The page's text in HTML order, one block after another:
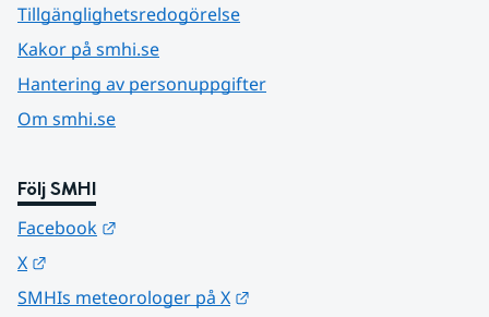
Tillgänglighetsredogörelse
Kakor på smhi.se
Hantering av personuppgifter
Om smhi.se
Följ SMHI
Facebook
X
SMHIs meteorologer på X